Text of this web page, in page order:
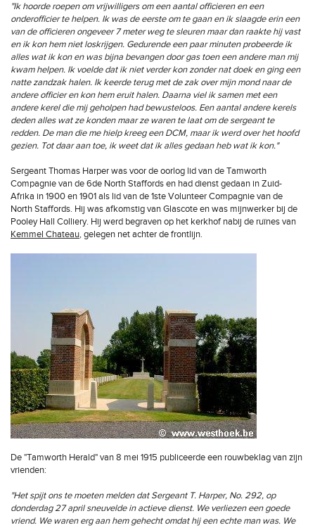
"Ik hoorde roepen om vrijwilligers om een aantal officieren en een
onderofficier te helpen. Ik was de eerste om te gaan en ik slaagde erin een
van de officieren ongeveer 7 meter weg te sleuren maar dan raakte hij vast
en ik kon hem niet loskrijgen. Gedurende een paar minuten probeerde ik
alles wat ik kon en was bijna bevangen door gas toen een andere man mij
kwam helpen. Ik voelde dat ik niet verder kon zonder nat doek en ging een
natte zandzak halen. Ik keerde terug met de zak over mijn mond naar de
andere officier en kon hem eruit halen. Daarna viel ik samen met een
andere kerel die mij geholpen had bewusteloos. Een aantal andere kerels
deden alles wat ze konden maar ze waren te laat om de sergeant te
redden. De man die me hielp kreeg een DCM, maar ik werd over het hoofd
gezien. Tot daar aan toe, ik weet dat ik alles gedaan heb wat ik kon."
Sergeant Thomas Harper was voor de oorlog lid van de Tamworth
Compagnie van de 6de North Staffords en had dienst gedaan in Zuid-
Afrika in 1900 en 1901 als lid van de 1ste Volunteer Compagnie van de
North Staffords. Hij was afkomstig van Glascote en was mijnwerker bij de
Pooley Hall Colliery. Hij werd begraven op het kerkhof nabij de ruïnes van
Kemmel Chateau, gelegen net achter de frontlijn.
De "Tamworth Herald" van 8 mei 1915 publiceerde een rouwbeklag van zijn
vrienden:
"Het spijt ons te moeten melden dat Sergeant T. Harper, No. 292, op
donderdag 27 april sneuvelde in actieve dienst. We verliezen een goede
vriend. We waren erg aan hem gehecht omdat hij een echte man was. We